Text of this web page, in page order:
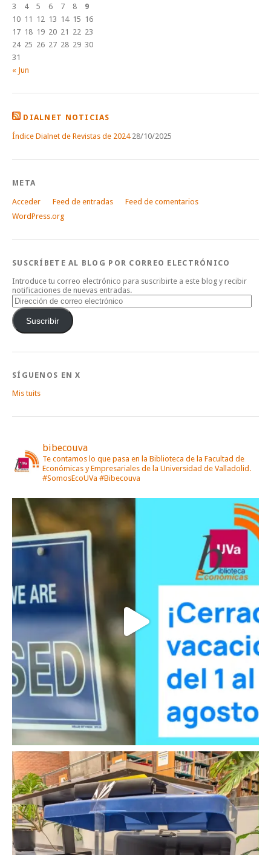
3
4 5 6 7 8
9
10 11 12 13 14 15 16
17 18 19 20 21 22 23
24 25 26 27 28 29 30
31
« Jun
DIALNET NOTICIAS
Índice Dialnet de Revistas de 2024 28/10/2025
META
Acceder Feed de entradas
Feed de comentarios
WordPress.org
SUSCRÍBETE AL BLOG POR CORREO ELECTRÓNICO
Introduce tu correo electrónico para suscribirte a este blog y recibir
notificaciones de nuevas entradas.
Dirección
de
correo
electrónico
Suscribir
SÍGUENOS EN X
Mis tuits
bibecouva
Te contamos lo que pasa en la Biblioteca de la Facultad de
Económicas y Empresariales de la Universidad de Valladolid.
#SomosEcoUVa #Bibecouva